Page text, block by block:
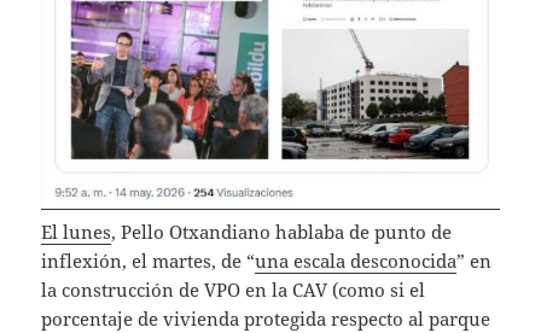
El lunes, Pello Otxandiano hablaba de punto de
inflexión, el martes, de “una escala desconocida” en
la construcción de VPO en la CAV (como si el
porcentaje de vivienda protegida respecto al parque